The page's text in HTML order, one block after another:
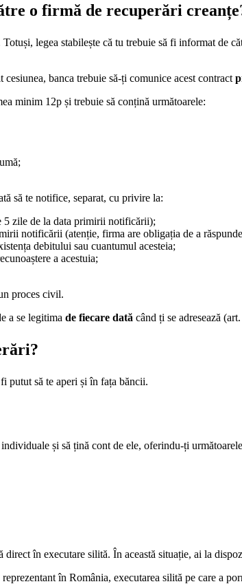
o firmă de recuperări
legea stabilește că tu trebuie să fi informat de
banca trebuie să-ți comunice acest contract
minim 12p și trebuie să conțină următoarele:
să te notifice, separat, cu privire la:
5 zile de la data primirii notificării);
notificării (atenție, firma are obligația de a
debitului sau cuantumul acesteia;
a acestuia;
proces civil.
a se legitima de fiecare dată când ți se adresează
putut să te aperi și în fața băncii.
și să țină cont de ele, oferindu-ți
în executare silită. În această situație, ai la
în România, executarea silită pe care a